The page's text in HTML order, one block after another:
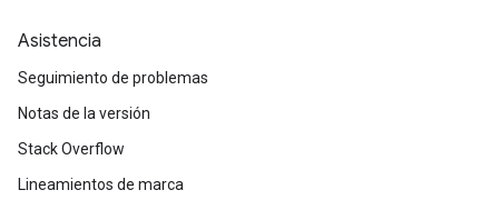
Asistencia
Seguimiento de problemas
Notas de la versión
Stack Overflow
Lineamientos de marca